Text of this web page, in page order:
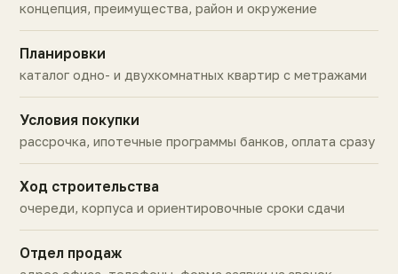
концепция, преимущества, район и окружение
Планировки
каталог одно- и двухкомнатных квартир с метражами
Условия покупки
рассрочка, ипотечные программы банков, оплата сразу
Ход строительства
очереди, корпуса и ориентировочные сроки сдачи
Отдел продаж